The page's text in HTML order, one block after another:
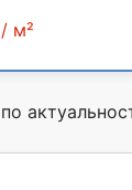
м²
по